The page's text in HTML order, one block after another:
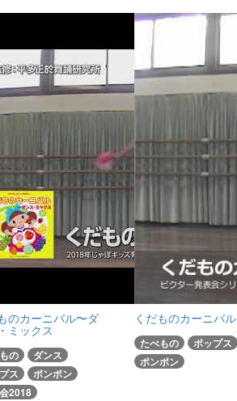
のカーニバル〜ダ
ミックス
の
ダンス
ス
ポンポン
2018
くだものカーニバル
たべもの
ポップス
ポンポン